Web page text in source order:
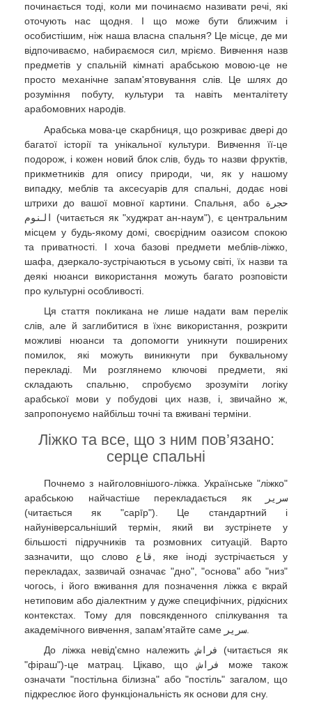
починається тоді, коли ми починаємо називати речі, які
оточують нас щодня. І що може бути ближчим і
особистішим, ніж наша власна спальня? Це місце, де ми
відпочиваємо, набираємося сил, мріємо. Вивчення назв
предметів у спальній кімнаті арабською мовою-це не
просто механічне запам'ятовування слів. Це шлях до
розуміння побуту, культури та навіть менталітету
арабомовних народів.
Арабська мова-це скарбниця, що розкриває двері до
багатої історії та унікальної культури. Вивчення її-це
подорож, і кожен новий блок слів, будь то назви фруктів,
прикметників для опису природи, чи, як у нашому
випадку, меблів та аксесуарів для спальні, додає нові
штрихи до вашої мовної картини. Спальня, або حجرة
النوم
(читається як "худжрат ан-наум"), є центральним
місцем у будь-якому домі, своєрідним оазисом спокою
та приватності. І хоча базові предмети меблів-ліжко,
шафа, дзеркало-зустрічаються в усьому світі, їх назви та
деякі нюанси використання можуть багато розповісти
про культурні особливості.
Ця стаття покликана не лише надати вам перелік
слів, але й заглибитися в їхнє використання, розкрити
можливі нюанси та допомогти уникнути поширених
помилок, які можуть виникнути при буквальному
перекладі. Ми розглянемо ключові предмети, які
складають спальню, спробуємо зрозуміти логіку
арабської мови у побудові цих назв, і, звичайно ж,
запропонуємо найбільш точні та вживані терміни.
Ліжко та все, що з ним пов’язано:
серце спальні
Почнемо з найголовнішого-ліжка. Українське "ліжко"
арабською найчастіше перекладається як
سرير
(читається як "сарīр"). Це стандартний і
найуніверсальніший термін, який ви зустрінете у
більшості підручників та розмовних ситуацій. Варто
зазначити, що слово قاع
, яке іноді зустрічається у
перекладах, зазвичай означає "дно", "основа" або "низ"
чогось, і його вживання для позначення ліжка є вкрай
нетиповим або діалектним у дуже специфічних, рідкісних
контекстах. Тому для повсякденного спілкування та
академічного вивчення, запам'ятайте саме سرير
До ліжка невід'ємно належитьفراش
(читається як
"фіраш")-це матрац. Цікаво, щоفراش
може також
означати "постільна білизна" або "постіль" загалом, що
підкреслює його функціональність як основи для сну.